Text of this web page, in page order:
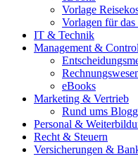
Vorlage
Vorlagen für das
IT & Technik
Management &
eBooks
Marketing & Vertrieb
Rund ums
Personal &
Recht & Steuern
Versicherungen &